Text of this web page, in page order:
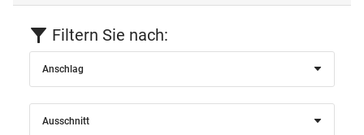
Filtern Sie nach:
Anschlag
Ausschnitt